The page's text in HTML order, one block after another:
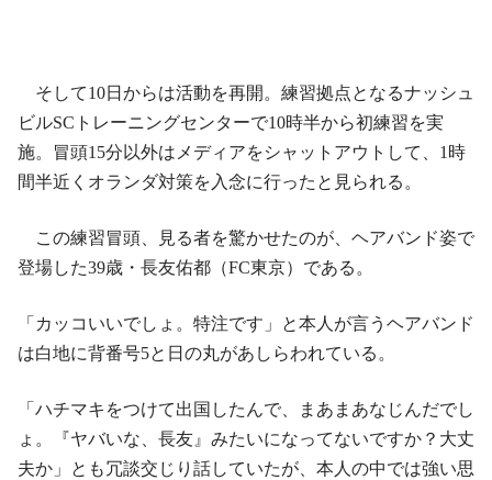
そして10日からは活動を再開。練習拠点となるナッシュ
ビルSCトレーニングセンターで10時半から初練習を実
施。冒頭15分以外はメディアをシャットアウトして、1時
間半近くオランダ対策を入念に行ったと見られる。
この練習冒頭、見る者を驚かせたのが、ヘアバンド姿で
登場した39歳・長友佑都（FC東京）である。
「カッコいいでしょ。特注です」と本人が言うヘアバンド
は白地に背番号5と日の丸があしらわれている。
「ハチマキをつけて出国したんで、まあまあなじんだでし
ょ。『ヤバいな、長友』みたいになってないですか？大丈
夫か」とも冗談交じり話していたが、本人の中では強い思